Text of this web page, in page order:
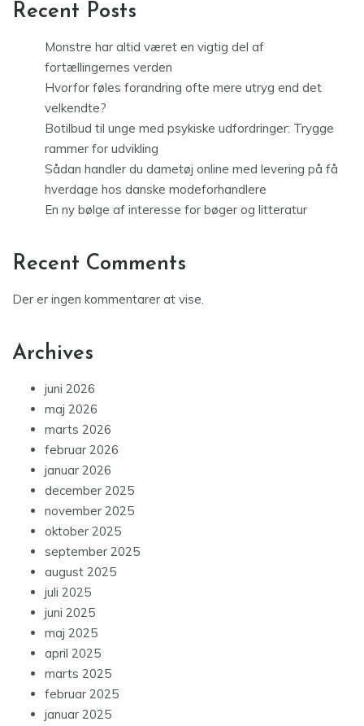
Recent Posts
Monstre har altid været en vigtig del af
fortællingernes verden
Hvorfor føles forandring ofte mere utryg end det
velkendte?
Botilbud til unge med psykiske udfordringer: Trygge
rammer for udvikling
Sådan handler du dametøj online med levering på få
hverdage hos danske modeforhandlere
En ny bølge af interesse for bøger og litteratur
Recent Comments
Der er ingen kommentarer at vise.
Archives
juni 2026
maj 2026
marts 2026
februar 2026
januar 2026
december 2025
november 2025
oktober 2025
september 2025
august 2025
juli 2025
juni 2025
maj 2025
april 2025
marts 2025
februar 2025
januar 2025